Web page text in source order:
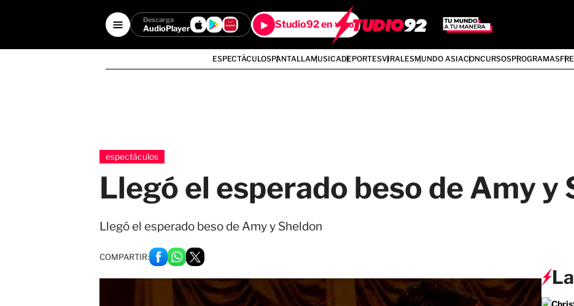
Descarga
AudioPlayer Studio92 en vivo
ESPECTÁCULOSPANTALLAMUSICADEPORTESVIRALESMUNDO ASIACONCURSOSPROGRAMAS
espectáculos
Llegó el esperado beso de Amy y
Llegó el esperado beso de Amy y Sheldon
COMPARTIR: